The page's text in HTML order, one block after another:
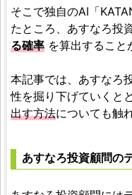
そこで独自のAI「
たところ、あすなろ投
る確率 を算出すること
本記事では、あすなろ
性を掘り下げていくと
出す方法についても触
あすなろ投資顧問の